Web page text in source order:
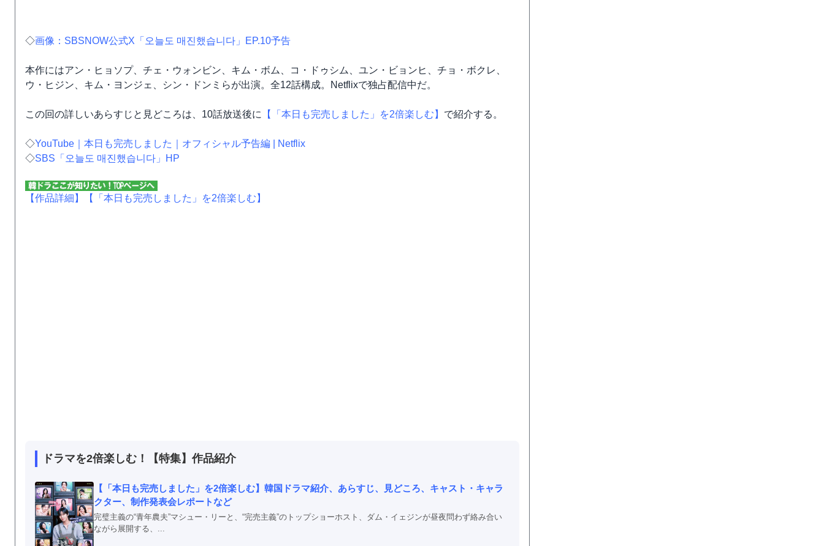
◇画像：SBSNOW公式X「오늘도 매진했습니다」EP.10予告
本作にはアン・ヒョソプ、チェ・ウォンビン、キム・ボム、コ・ドゥシム、ユン・ビョンヒ、チョ・ボクレ、
ウ・ヒジン、キム・ヨンジェ、シン・ドンミらが出演。全12話構成。Netflixで独占配信中だ。
この回の詳しいあらすじと見どころは、10話放送後に 【「本日も完売しました」を2倍楽しむ】 で紹介する。
◇YouTube｜本日も完売しました｜オフィシャル予告編 | Netflix
◇SBS「오늘도 매진했습니다」HP
【作品詳細】 【「本日も完売しました」を2倍楽しむ】
ドラマを2倍楽しむ！【特集】作品紹介
【「本日も完売しました」を2倍楽しむ】韓国ドラマ紹介、あらすじ、見どころ、キャスト・キャラ
クター、制作発表会レポートなど
完璧主義の“青年農夫”マシュー・リーと、“完売主義”のトップショーホスト、ダム・イェジンが昼夜問わず絡み合い
ながら展開する、...